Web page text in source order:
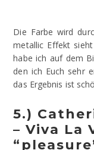
Die Farbe wird
metallic Effekt
habe ich auf dem
den ich Euch sehr
das Ergebnis ist
5.)
– Viva La